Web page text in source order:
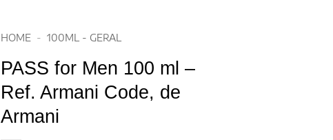
HOME - 100ML - GERAL
PASS for Men 100 ml –
Ref. Armani Code, de
Armani